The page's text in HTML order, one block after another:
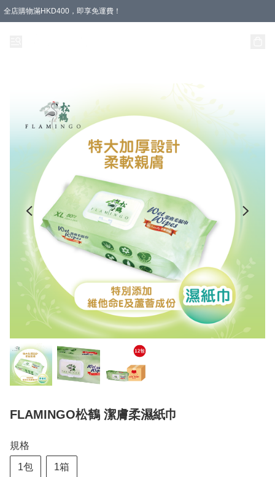
全店購物滿HKD400，即享免運費！
FLAMINGO松鶴 潔膚柔濕紙巾
規格
1包 1箱